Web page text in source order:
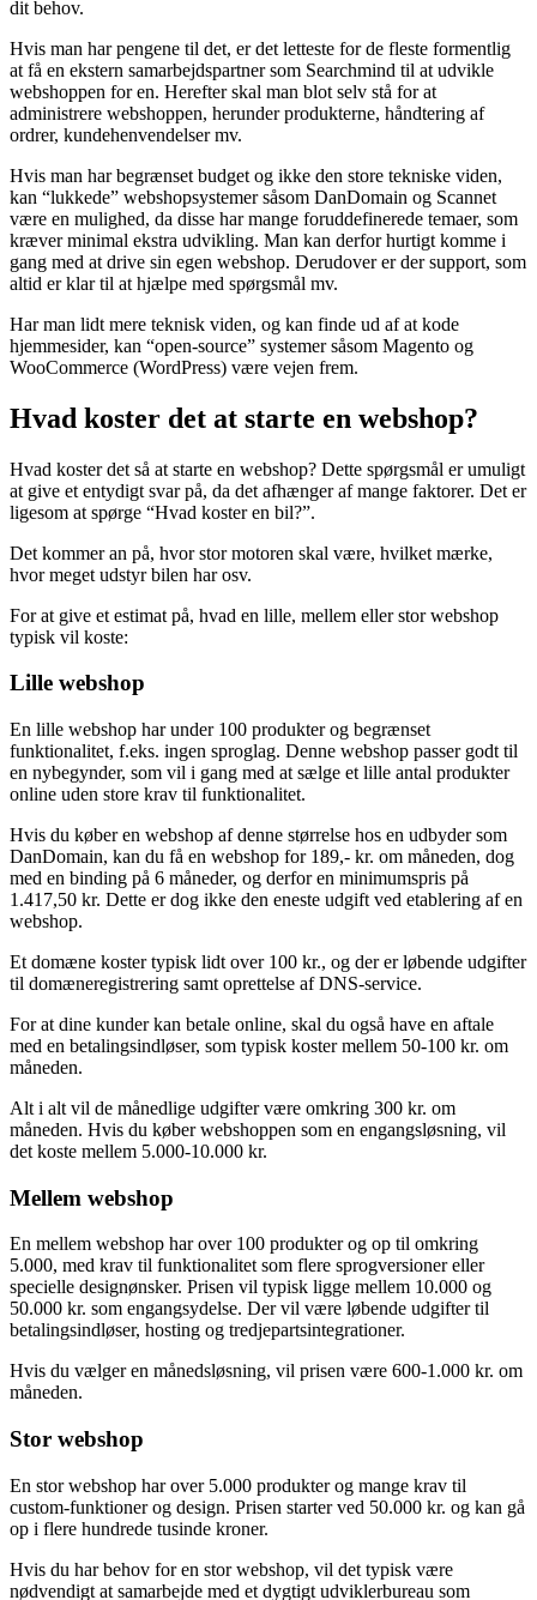
Alt afhængig af hvor meget “hands-on” du selv vil være med selve
dit behov.
Hvis man har pengene til det, er det letteste for de fleste formentlig
at få en ekstern samarbejdspartner som Searchmind til at udvikle
webshoppen for en. Herefter skal man blot selv stå for at
ordrer, kundehenvendelser mv.
Hvis man har begrænset budget og ikke den store tekniske viden,
kan “lukkede” webshopsystemer såsom DanDomain og Scannet
være en mulighed, da disse har mange foruddefinerede temaer, som
kræver minimal ekstra udvikling. Man kan derfor hurtigt komme i
altid er klar til at hjælpe med spørgsmål mv.
Har man lidt mere teknisk viden, og kan finde ud af at kode
WooCommerce (WordPress) være vejen frem.
Hvad koster det at starte en webshop?
Hvad koster det så at starte en webshop? Dette spørgsmål er umuligt
ligesom at spørge “Hvad koster en bil?”.
hvor meget udstyr bilen har osv.
typisk vil koste:
Lille webshop
En lille webshop har under 100 produkter og begrænset
funktionalitet, f.eks. ingen sproglag. Denne webshop passer godt til
online uden store krav til funktionalitet.
Hvis du køber en webshop af denne størrelse hos en udbyder som
DanDomain, kan du få en webshop for 189,- kr. om måneden, dog
med en binding på 6 måneder, og derfor en minimumspris på
webshop.
til domæneregistrering samt oprettelse af DNS-service.
For at dine kunder kan betale online, skal du også have en aftale
måneden.
Alt i alt vil de månedlige udgifter være omkring 300 kr. om
det koste mellem 5.000-10.000 kr.
Mellem webshop
En mellem webshop har over 100 produkter og op til omkring
5.000, med krav til funktionalitet som flere sprogversioner eller
specielle designønsker. Prisen vil typisk ligge mellem 10.000 og
betalingsindløser, hosting og tredjepartsintegrationer.
måneden.
Stor webshop
En stor webshop har over 5.000 produkter og mange krav til
op i flere hundrede tusinde kroner.